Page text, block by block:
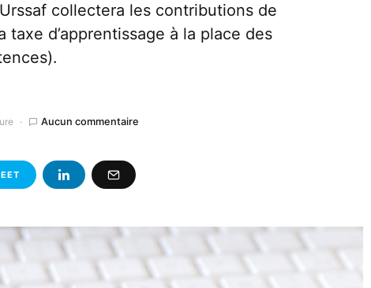
collectera les contributions de
d’apprentissage à la place des
Aucun commentaire